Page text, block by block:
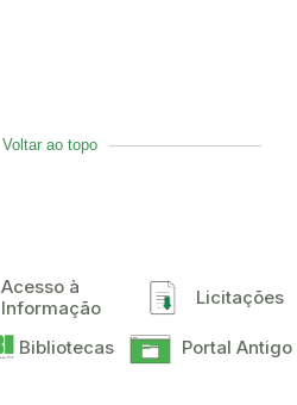
Voltar ao topo
Acesso à
Informação
Licitações
Bibliotecas Portal Antigo